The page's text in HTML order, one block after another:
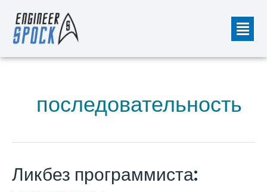
содержимому
последовательность
Ликбез программиста:
Ликбез
программиста: